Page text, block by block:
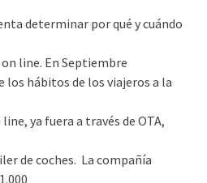
determinar por qué y cuándo
line. En Septiembre
los hábitos de los viajeros a la
ya fuera a través de OTA,
de coches. La compañía